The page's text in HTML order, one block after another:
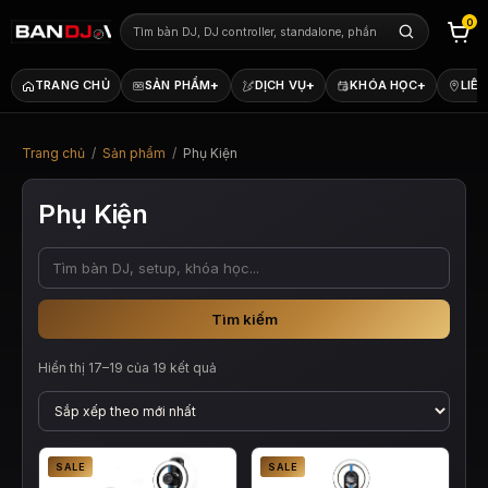
TRANG CHỦ SẢN PHẨM+ DỊCH VỤ+ KHÓA HỌC+
0
Trang chủ / Sản phẩm / Phụ Kiện
Phụ Kiện
Tìm kiếm
Hiển thị 17–19 của 19 kết quả
mới
SALE SALE